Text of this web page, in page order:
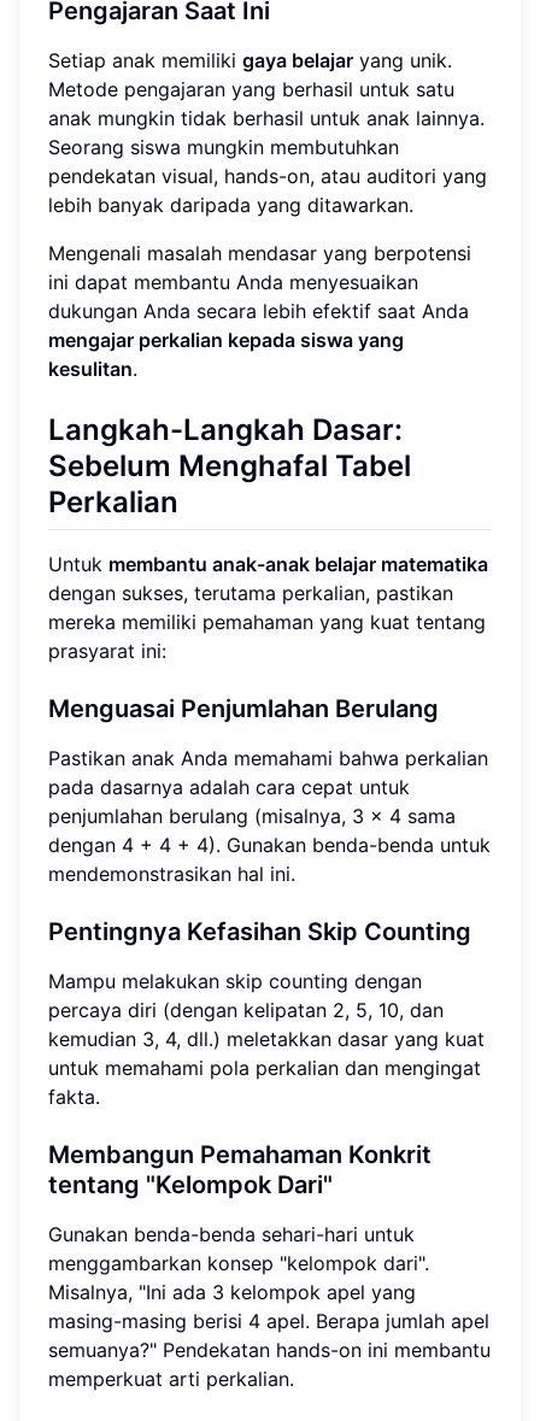
Pengajaran Saat Ini
Setiap anak memiliki gaya belajar yang unik.
Metode pengajaran yang berhasil untuk satu
anak mungkin tidak berhasil untuk anak lainnya.
Seorang siswa mungkin membutuhkan
pendekatan visual, hands-on, atau auditori yang
lebih banyak daripada yang ditawarkan.
Mengenali masalah mendasar yang berpotensi
ini dapat membantu Anda menyesuaikan
dukungan Anda secara lebih efektif saat Anda
mengajar perkalian kepada siswa yang
kesulitan.
Langkah-Langkah Dasar:
Sebelum Menghafal Tabel
Perkalian
Untuk membantu anak-anak belajar matematika
dengan sukses, terutama perkalian, pastikan
mereka memiliki pemahaman yang kuat tentang
prasyarat ini:
Menguasai Penjumlahan Berulang
Pastikan anak Anda memahami bahwa perkalian
pada dasarnya adalah cara cepat untuk
penjumlahan berulang (misalnya, 3 x 4 sama
dengan 4 + 4 + 4). Gunakan benda-benda untuk
mendemonstrasikan hal ini.
Pentingnya Kefasihan Skip Counting
Mampu melakukan skip counting dengan
percaya diri (dengan kelipatan 2, 5, 10, dan
kemudian 3, 4, dll.) meletakkan dasar yang kuat
untuk memahami pola perkalian dan mengingat
fakta.
Membangun Pemahaman Konkrit
tentang "Kelompok Dari"
Gunakan benda-benda sehari-hari untuk
menggambarkan konsep "kelompok dari".
Misalnya, "Ini ada 3 kelompok apel yang
masing-masing berisi 4 apel. Berapa jumlah apel
semuanya?" Pendekatan hands-on ini membantu
memperkuat arti perkalian.